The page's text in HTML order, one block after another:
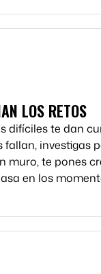
LOS RETOS
difíciles te dan
fallan, investigas
muro, te pones
en los